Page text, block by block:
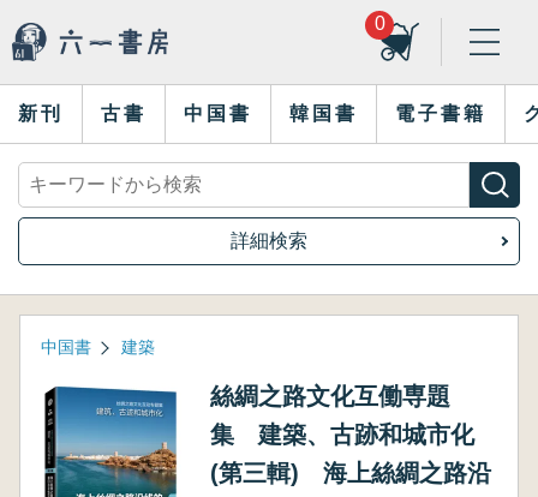
0
新刊 古書 中国書 韓国書 電子書籍
詳細検索
中国書 建築
絲綢之路文化互働専題
集 建築、古跡和城市化
(第三輯) 海上絲綢之路沿